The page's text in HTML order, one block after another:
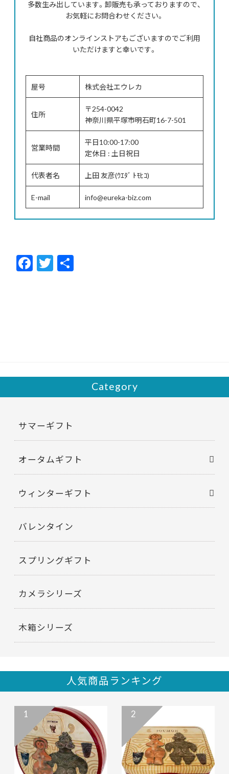
多数生み出しています。卸販売も承っておりますので、
お気軽にお問合わせください。
自社商品のオンラインストアもございますのでご利用
いただけますと幸いです。
屋号 株式会社エウレカ
住所
〒254-0042
神奈川県平塚市明石町16-7-501
営業時間
平日10:00-17:00
定休日 : 土日祝日
代表者名 上田 友彦(ｳｴﾀﾞ ﾄﾓﾋｺ)
E-mail info@eureka-biz.com
F
ac
T
w
Category
サマーギフト
オータムギフト
ウィンターギフト
バレンタイン
スプリングギフト
カメラシリーズ
木箱シリーズ
人気商品ランキング
1 2